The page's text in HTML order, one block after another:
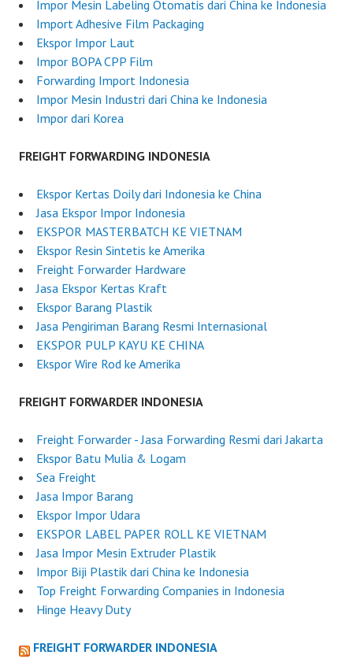
l
y
2
0
Impor Mesin Labeling Otomatis dari China ke Indonesia
Import Adhesive Film Packaging
Ekspor Impor Laut
Impor BOPA CPP Film
Forwarding Import Indonesia
Impor Mesin Industri dari China ke Indonesia
Impor dari Korea
FREIGHT FORWARDING INDONESIA
Ekspor Kertas Doily dari Indonesia ke China
Jasa Ekspor Impor Indonesia
EKSPOR MASTERBATCH KE VIETNAM
Ekspor Resin Sintetis ke Amerika
Freight Forwarder Hardware
Jasa Ekspor Kertas Kraft
Ekspor Barang Plastik
Jasa Pengiriman Barang Resmi Internasional
EKSPOR PULP KAYU KE CHINA
Ekspor Wire Rod ke Amerika
FREIGHT FORWARDER INDONESIA
Freight Forwarder - Jasa Forwarding Resmi dari Jakarta
Ekspor Batu Mulia & Logam
Sea Freight
Jasa Impor Barang
Ekspor Impor Udara
EKSPOR LABEL PAPER ROLL KE VIETNAM
Jasa Impor Mesin Extruder Plastik
Impor Biji Plastik dari China ke Indonesia
Top Freight Forwarding Companies in Indonesia
Hinge Heavy Duty
FREIGHT FORWARDER INDONESIA